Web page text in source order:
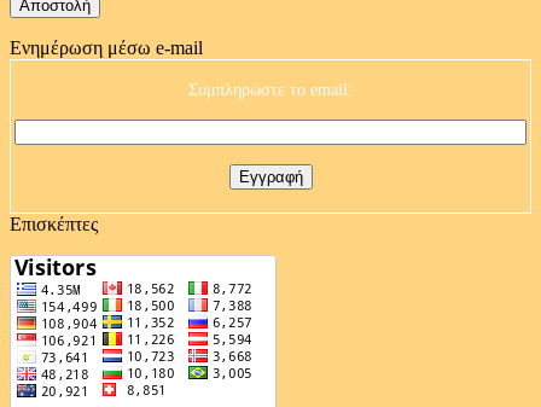
Ενημέρωση μέσω e-mail
Συμπληρώστε το email:
Επισκέπτες